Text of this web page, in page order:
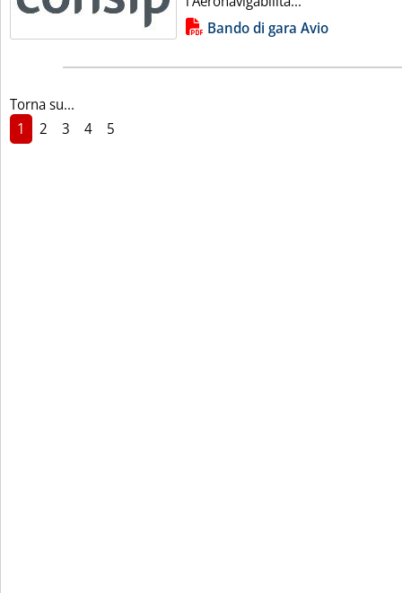
Lista allegati PDF alla notiziaBando di gara Avio
Torna su...
1
2 3 4 5